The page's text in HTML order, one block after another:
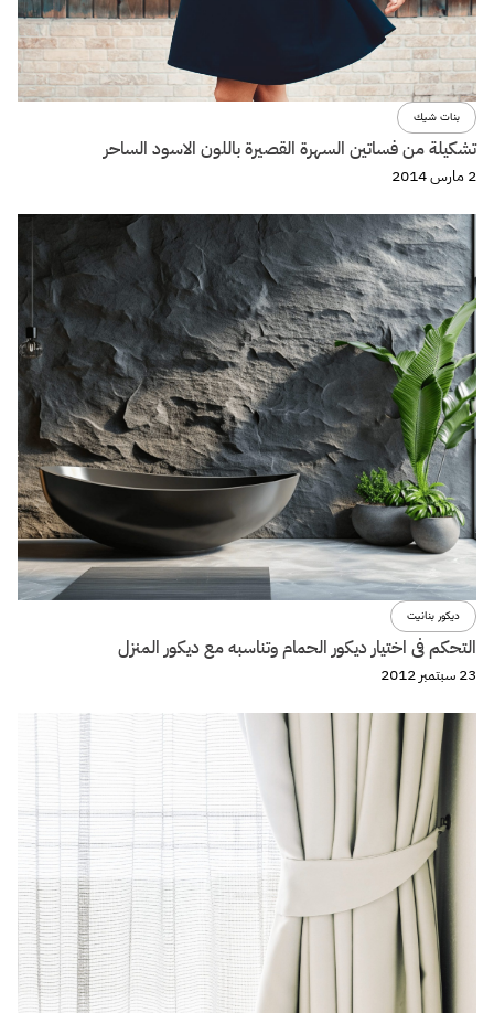
بنات شيك
تشكيلة من فساتين السهرة القصيرة باللون الاسود الساحر
2 مارس 2014
ديكور بنانيت
التحكم فى اختيار ديكور الحمام وتناسبه مع ديكور المنزل
23 سبتمبر 2012